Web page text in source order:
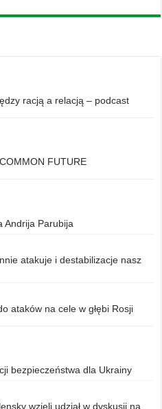
racją a relacją – podcast
FUTURE
Andrija Parubija
atakuje i destabilizacje nasz
ataków na cele w głębi Rosji
bezpieczeństwa dla Ukrainy
wzięli udział w dyskusji na